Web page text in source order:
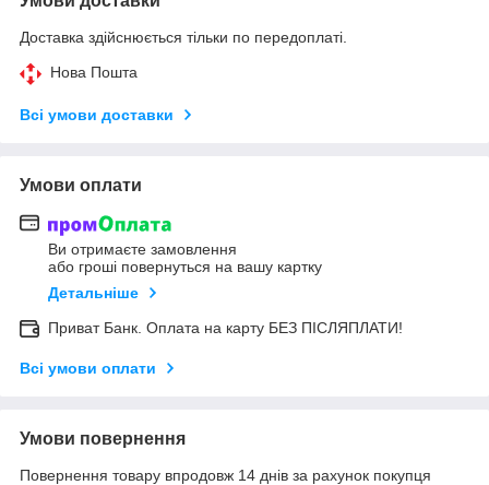
Доставка здійснюється тільки по передоплаті.
Нова Пошта
Всі умови доставки
Умови оплати
Ви отримаєте замовлення
або гроші повернуться на вашу картку
Детальніше
Приват Банк. Оплата на карту БЕЗ ПІСЛЯПЛАТИ!
Всі умови оплати
Умови повернення
Повернення товару впродовж 14 днів за рахунок покупця